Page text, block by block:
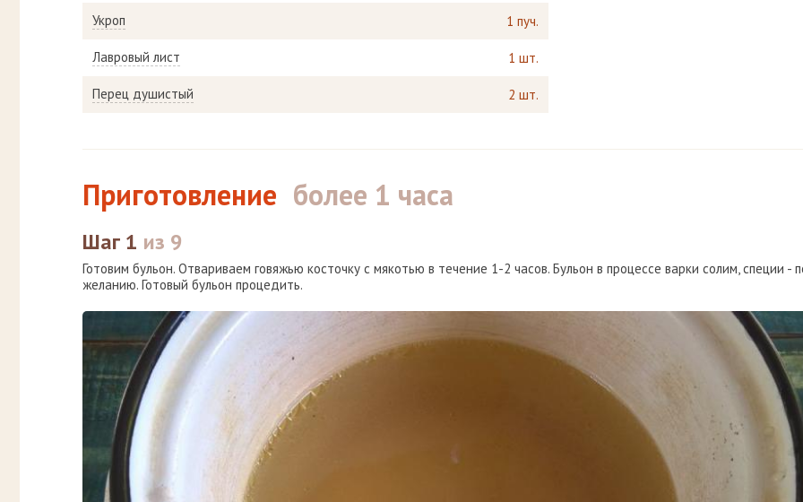
Укроп 1 пуч.
Лавровый лист 1 шт.
Перец душистый 2 шт.
Приготовление более 1 часа
Шаг 1 из 9
Готовим бульон. Отвариваем говяжью косточку с мякотью в течение 1-2 часов. Бульон в процессе варки солим, специи -
желанию. Готовый бульон процедить.